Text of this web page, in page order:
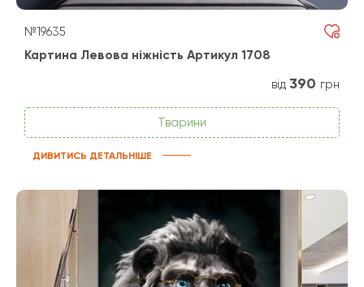
№19635
Картина Левова ніжність Артикул 1708
від 390 грн
Тварини
ДИВИТИСЬ ДЕТАЛЬНІШЕ